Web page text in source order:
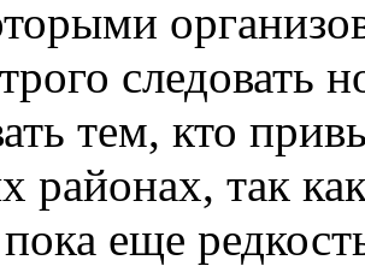
следовать
тем, кто
районах, так
еще